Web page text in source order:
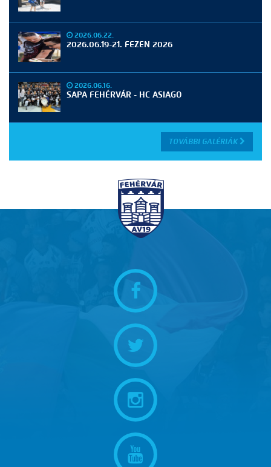
2026.06.22.
2026.06.19-21. FEZEN 2026
2026.06.16.
SAPA FEHÉRVÁR - HC ASIAGO
TOVÁBBI GALÉRIÁK